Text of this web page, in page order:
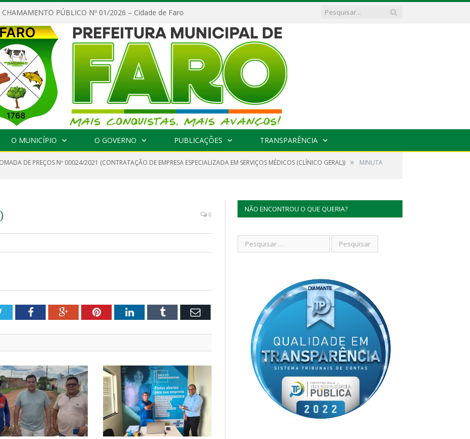
CHAMAMENTO PÚBLICO Nº 01/2026 – Cidade de Faro
O MUNICÍPIO O GOVERNO PUBLICAÇÕES TRANSPARÊNCIA
DE PREÇOS Nº 00024/2021 (CONTRATAÇÃO DE EMPRESA ESPECIALIZADA EM SERVIÇOS MÉDICOS (CLÍNICO GERAL)) » MINUTA
0
TwitterFacebookGoogle+PinterestLinkedInTumblr Email
NÃO ENCONTROU O QUE QUERIA?